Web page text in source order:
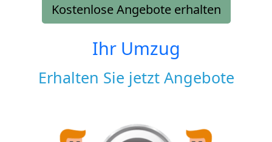
Kostenlose Angebote erhalten
Ihr Umzug
Erhalten Sie jetzt Angebote